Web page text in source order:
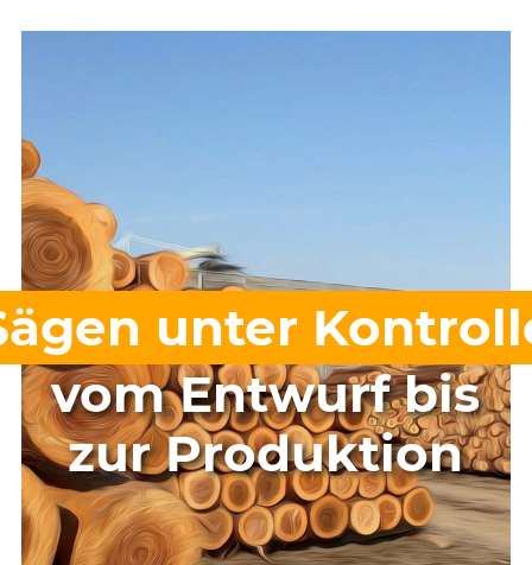
unter
vom Entwurf bis
zur Produktion